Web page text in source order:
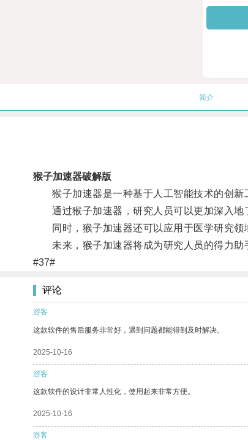
简介
猴子加速器破解版
猴子加速器是一种基于人工智能技术的创新
通过猴子加速器，研究人员可以更加深入地
同时，猴子加速器还可以应用于医学研究领
未来，猴子加速器将成为研究人员的得力助
#37#
评论
游客
这款软件的售后服务非常好，遇到问题都能得到及时解决。
2025-10-16
游客
这款软件的设计非常人性化，使用起来非常方便。
2025-10-16
游客